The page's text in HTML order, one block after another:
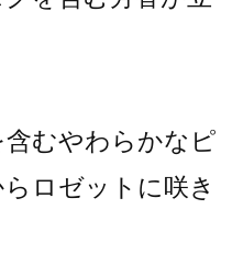
むやわらかなピ
ロゼットに咲き